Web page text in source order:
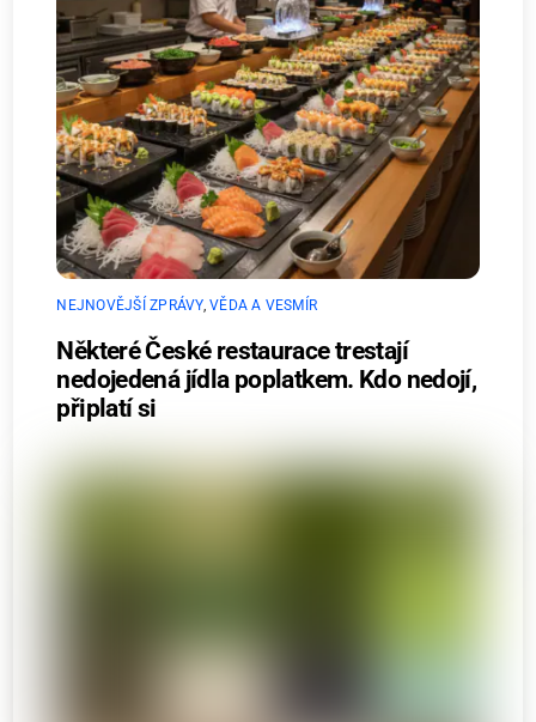
NEJNOVĚJŠÍ ZPRÁVY,VĚDA A VESMÍR
Některé České restaurace trestají
nedojedená jídla poplatkem. Kdo nedojí,
připlatí si